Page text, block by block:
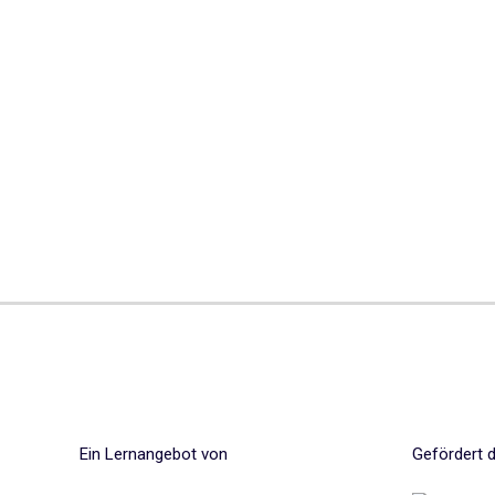
Ein Lernangebot von Gefördert